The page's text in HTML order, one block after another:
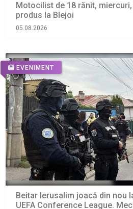
Motocilist de 18 rănit,
produs la Blejoi
05.08.2026
EVENIMENT
Beitar Ierusalim joacă din nou
UEFA Conference League.